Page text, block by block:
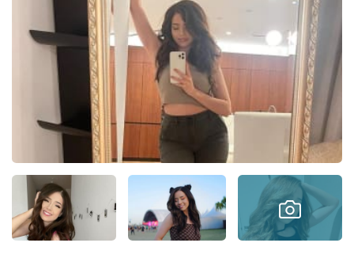
Sex a vztahy
Videa
Sledujte prima+
Přihlášení
Sledujte nás